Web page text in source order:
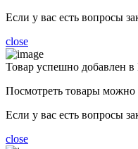
Если у вас есть вопросы
close
Товар успешно добавлен в
Посмотреть товары можно
Если у вас есть вопросы
close